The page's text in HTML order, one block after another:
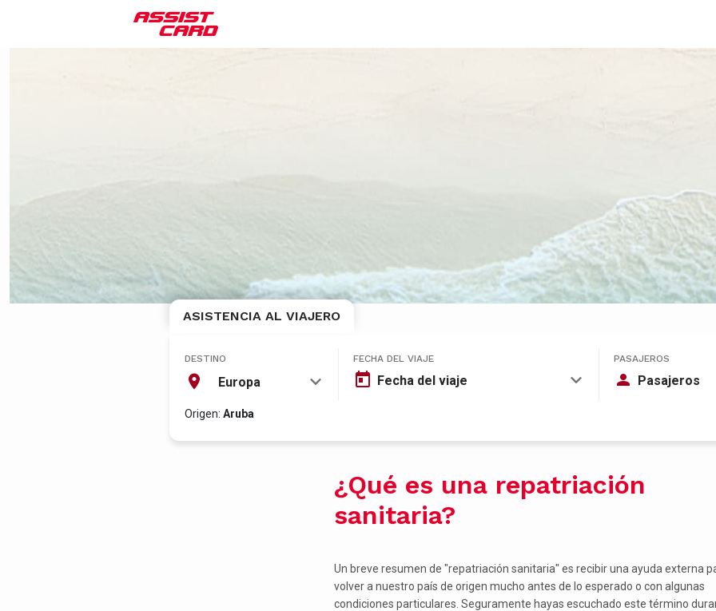
ASISTENCIA AL VIAJERO
DESTINO
Europa
FECHA DEL VIAJE
Fecha del viaje
PASAJEROS
Pasajeros
Origen: Aruba
¿Qué es una repatriación
sanitaria?
Un breve resumen de "repatriación sanitaria" es recibir una ayuda externa
volver a nuestro país de origen mucho antes de lo esperado o con algunas
condiciones particulares. Seguramente hayas escuchado este término